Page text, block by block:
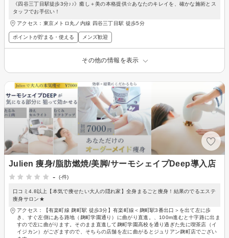
《四谷三丁目駅徒歩3分♪♪》癒し＋美の本格提供☆あなたのキレイを、確かな施術とス
タッフでお手伝い！
アクセス：東京メトロ丸ノ内線 四谷三丁目駅 徒歩5分
ポイントが貯まる・使える メンズ歓迎
その他の情報を表示
Julien 痩身/脂肪燃焼/美脚/サーモシェイプDeep導入店
-
(-件)
口コミ4.8以上【本気で痩せたい大人の隠れ家】全身まるごと痩身！結果のでるエステ
痩身サロン★
アクセス：【有楽町線 麹町駅 徒歩3分】有楽町線＜麹町駅3番出口＞を出て左に歩
き、すぐ左側にある路地（麹町学園通り）に曲がり直進。、100m進むと十字路に出ま
すので左に曲がります。そのまま直進して麹町学園高校を通り過ぎた先に喫茶店（イ
イジカン）がござますので、そちらの店舗を左に曲がるとジュリアン麹町店でござい